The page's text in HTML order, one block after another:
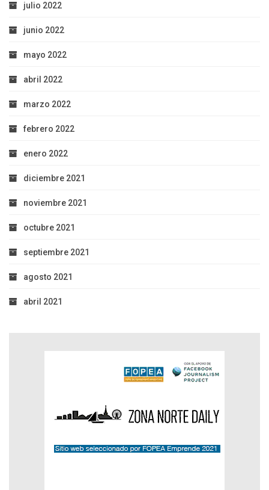
julio 2022
junio 2022
mayo 2022
abril 2022
marzo 2022
febrero 2022
enero 2022
diciembre 2021
noviembre 2021
octubre 2021
septiembre 2021
agosto 2021
abril 2021